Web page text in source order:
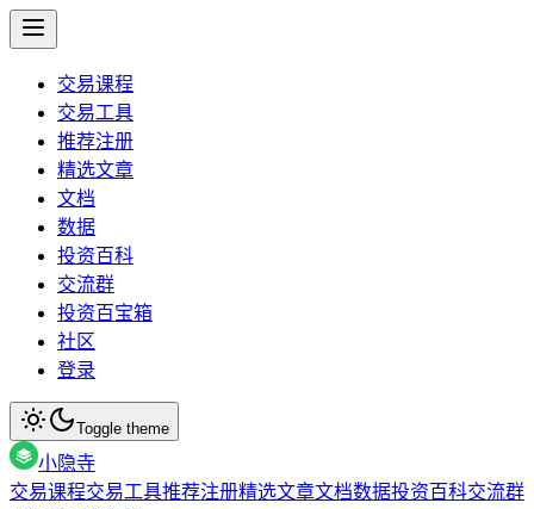
交易课程
交易工具
推荐注册
精选文章
文档
数据
投资百科
交流群
投资百宝箱
社区
登录
Toggle theme
小隐寺
交易课程交易工具推荐注册精选文章文档数据投资百科交流群